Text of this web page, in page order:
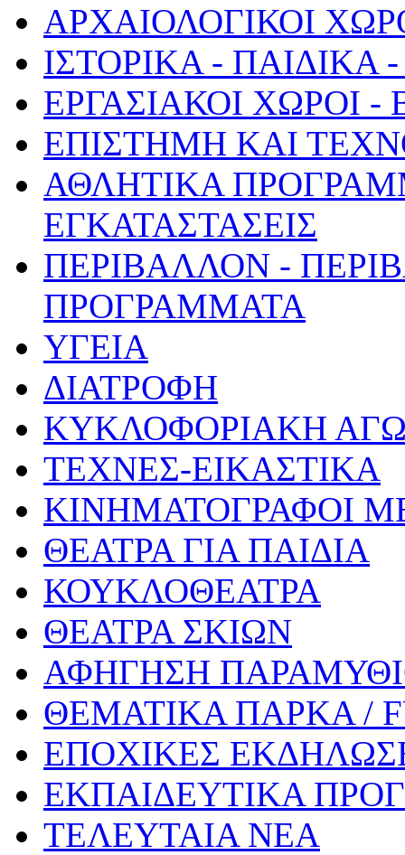
ΑΡΧΑΙΟΛΟΓΙΚΟΙ
ΙΣΤΟΡΙΚΑ -
ΕΡΓΑΣΙΑΚΟΙ ΧΩΡΟΙ
ΕΠΙΣΤΗΜΗ ΚΑΙ
ΑΘΛΗΤΙΚΑ
ΕΓΚΑΤΑΣΤΑΣΕΙΣ
ΠΕΡΙΒΑΛΛΟΝ -
ΠΡΟΓΡΑΜΜΑΤΑ
ΥΓΕΙΑ
ΔΙΑΤΡΟΦΗ
ΚΥΚΛΟΦΟΡΙΑΚΗ
ΤΕΧΝΕΣ-ΕΙΚΑΣΤΙΚΑ
ΚΙΝΗΜΑΤΟΓΡΑΦΟΙ
ΘΕΑΤΡΑ ΓΙΑ ΠΑΙΔΙΑ
ΚΟΥΚΛΟΘΕΑΤΡΑ
ΘΕΑΤΡΑ ΣΚΙΩΝ
ΑΦΗΓΗΣΗ
ΘΕΜΑΤΙΚΑ ΠΑΡΚΑ /
ΕΠΟΧΙΚΕΣ
ΕΚΠΑΙΔΕΥΤΙΚΑ
ΤΕΛΕΥΤΑΙΑ ΝΕΑ